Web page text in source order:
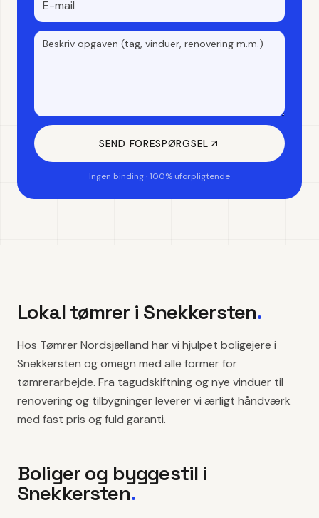
SEND FORESPØRGSEL
Ingen binding · 100% uforpligtende
Lokal tømrer i Snekkersten.
Hos Tømrer Nordsjælland har vi hjulpet boligejere i
Snekkersten og omegn med alle former for
tømrerarbejde. Fra tagudskiftning og nye vinduer til
renovering og tilbygninger leverer vi ærligt håndværk
med fast pris og fuld garanti.
Boliger og byggestil i
Snekkersten.